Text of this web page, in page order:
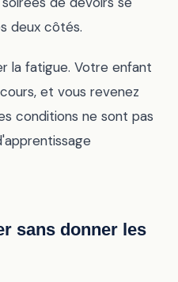
deux côtés.
la fatigue. Votre enfant
et vous revenez
conditions ne sont pas
sans donner les